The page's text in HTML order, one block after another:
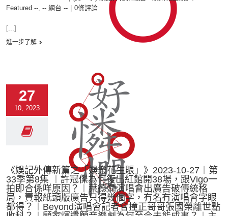
Featured --, -- 網台 -- 0條評論
[...]
進一步了解
27
10, 2023
《娛記外傳新篇之「娛樂花生賬」》2023-10-27︱第
33季第8集 ︱許冠傑為何復出紅館開38場，跟Vigo一
拍即合係咩原因？︱葉德嫻演唱會出廣告破傳統格
局，賣報紙頭版廣告只得幾個字，冇名冇演唱會字眼
都得？︱Beyond演唱會記者會撞正哥哥張國榮離世點